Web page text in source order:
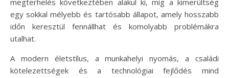
egy sokkal mélyebb és tartósabb állapot, amely hosszabb
időn keresztül fennállhat és komolyabb problémákra
utalhat.
A modern életstílus, a munkahelyi nyomás, a családi
kötelezettségek és a technológiai fejlődés mind